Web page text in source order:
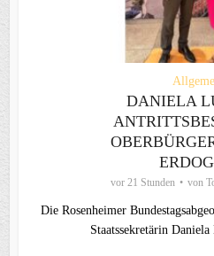
DANIELA
vor 21 Stunden von
Die Rosenheimer
Staatssekretärin